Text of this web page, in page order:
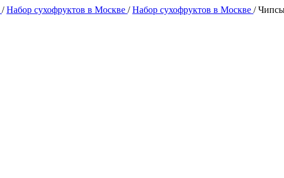
/Набор сухофруктов в Москве /Набор сухофруктов в Москве /